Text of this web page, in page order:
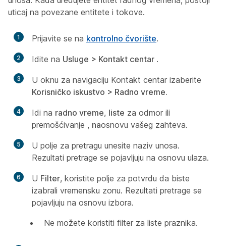
uticaj na povezane entitete i tokove.
1 Prijavite se na kontrolno čvorište.
2 Idite na Usluge > Kontakt centar .
3
U oknu za navigaciju Kontakt centar izaberite
Korisničko iskustvo > Radno vreme.
4 Idi na radno vreme, liste za odmor ili
premošćivanje , naosnovu vašeg zahteva.
5
U polje za pretragu unesite naziv unosa.
Rezultati pretrage se pojavljuju na osnovu ulaza.
6 U Filter, koristite polje za potvrdu da biste
izabrali vremensku zonu. Rezultati pretrage se
pojavljuju na osnovu izbora.
Ne možete koristiti filter za liste praznika.